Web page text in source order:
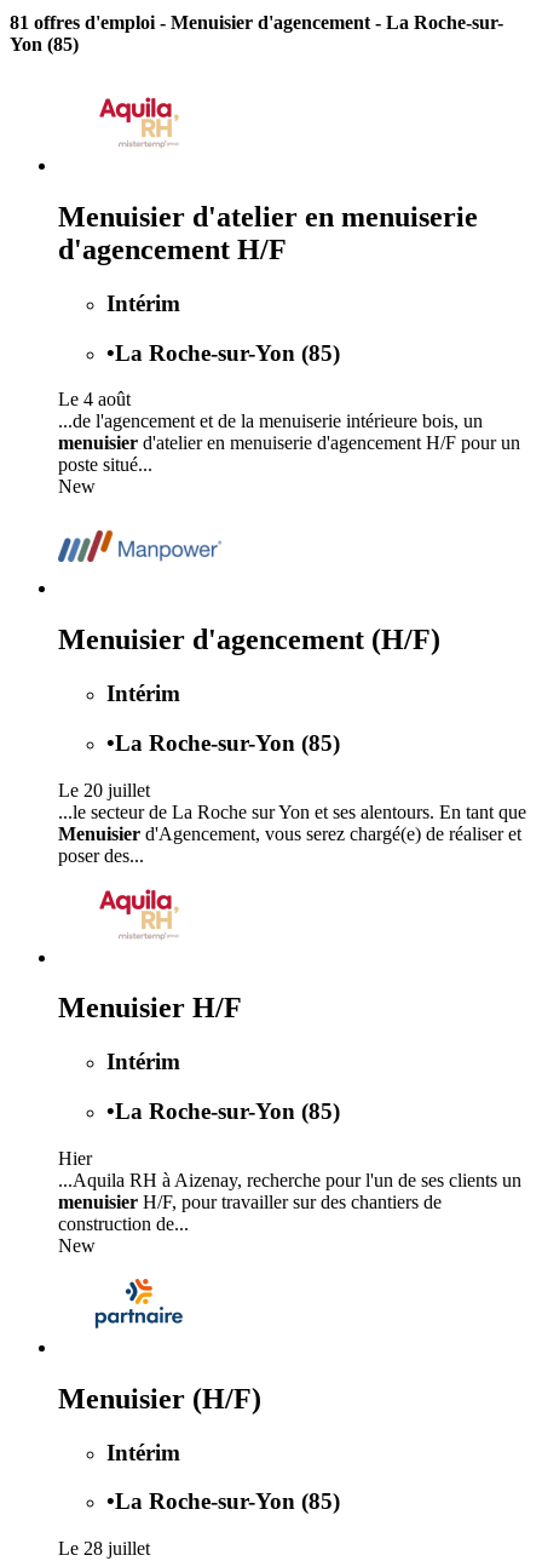
81 offres d'emploi - Menuisier d'agencement - La Roche-sur-
Yon (85)
Menuisier d'atelier en menuiserie
d'agencement H/F
Intérim
•La Roche-sur-Yon (85)
Le 4 août
...de l'agencement et de la menuiserie intérieure bois, un
menuisier d'atelier en menuiserie d'agencement H/F pour un
poste situé...
New
Menuisier d'agencement (H/F)
Intérim
•La Roche-sur-Yon (85)
Le 20 juillet
...le secteur de La Roche sur Yon et ses alentours. En tant que
Menuisier d'Agencement, vous serez chargé(e) de réaliser et
poser des...
Menuisier H/F
Intérim
•La Roche-sur-Yon (85)
Hier
...Aquila RH à Aizenay, recherche pour l'un de ses clients un
menuisier H/F, pour travailler sur des chantiers de
construction de...
New
Menuisier (H/F)
Intérim
•La Roche-sur-Yon (85)
Le 28 juillet